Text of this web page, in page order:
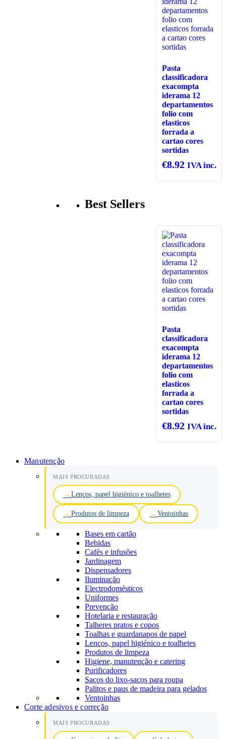
Pasta
classificadora
exacompta
iderama 12
departamentos
folio com
elasticos
forrada a
cartao cores
sortidas
€8.92 IVA inc.
Best Sellers
Pasta
classificadora
exacompta
iderama 12
departamentos
folio com
elasticos
forrada a
cartao cores
sortidas
€8.92 IVA inc.
Manutenção
MAIS PROCURADAS
Lenços, papel higiénico e toalhetes
Produtos de limpeza Ventoinhas
Bases em cartão
Bebidas
Cafés e infusões
Jardinagem
Dispensadores
Iluminação
Electrodomésticos
Uniformes
Prevenção
Hotelaria e restauração
Talheres pratos e copos
Toalhas e guardanapos de papel
Lenços, papel higiénico e toalhetes
Produtos de limpeza
Higiene, manutenção e catering
Purificadores
Sacos do lixo-sacos para roupa
Palitos e paus de madeira para gelados
Ventoinhas
Corte adesivos e correção
MAIS PROCURADAS